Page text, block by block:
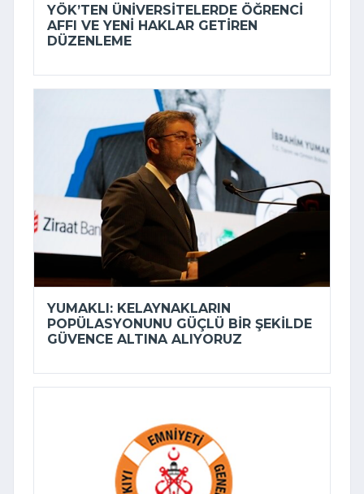
YÖK’TEN ÜNIVERSITELERDE ÖĞRENCI
AFFI VE YENI HAKLAR GETIREN
DÜZENLEME
YUMAKLI: KELAYNAKLARIN
POPÜLASYONUNU GÜÇLÜ BIR ŞEKILDE
GÜVENCE ALTINA ALIYORUZ